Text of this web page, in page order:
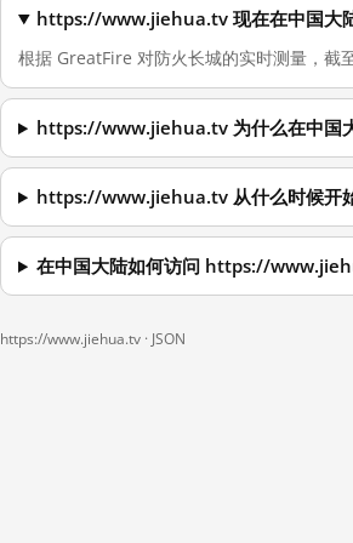
https://www.jiehua.tv 现在在中国大
根据 GreatFire 对防火长城的实时测量，
https://www.jiehua.tv 为什么在中国
https://www.jiehua.tv 从什么时候开
在中国大陆如何访问 https://
https://www.jiehua.tv · JSON